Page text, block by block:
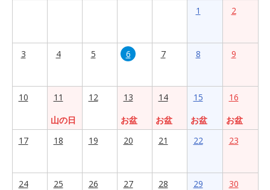
1 2
3 4 5 6 7 8 9
10
11
山の日
12
13
お盆
14
お盆
15
お盆
16
お盆
17
18 19 20 21 22 23
24 25 26 27 28 29 30